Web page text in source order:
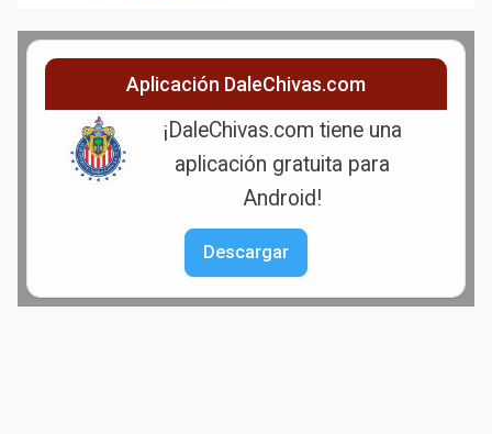
Aplicación DaleChivas.com
¡DaleChivas.com tiene una
aplicación gratuita para
Android!
Descargar